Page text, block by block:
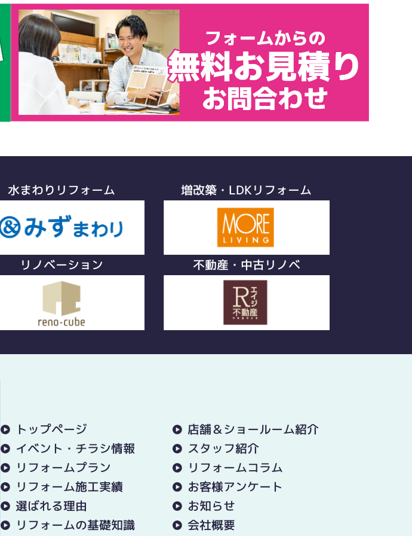
水まわりリフォーム 増改築・LDKリフォーム
リノベーション 不動産・中古リノベ
トップページ
店舗＆ショールーム紹介
イベント・チラシ情報
スタッフ紹介
リフォームプラン
リフォームコラム
リフォーム施工実績
お客様アンケート
選ばれる理由
お知らせ
リフォームの基礎知識
会社概要